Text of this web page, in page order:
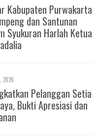
Kabupaten Purwakarta
dan Santunan
Syukuran Harlah Ketua
2026
Pelanggan Setia
Bukti Apresiasi dan